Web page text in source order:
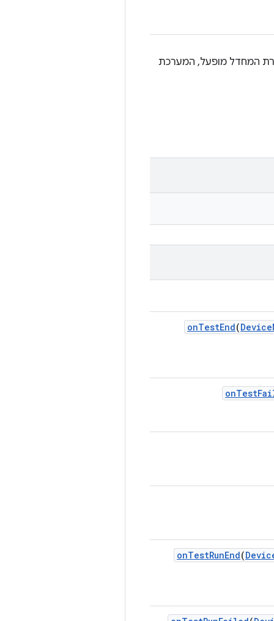
המחדל מופעל, המערכת
onTestEnd(Device
onTest
onTestRunEnd(